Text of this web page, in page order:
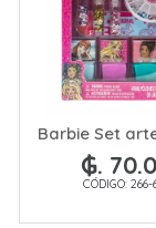
Barbie Set
₲.
CÓDIGO: 266-